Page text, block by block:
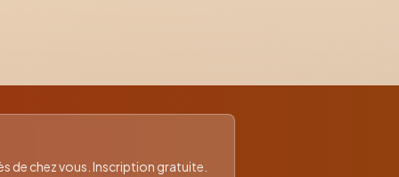
de chez vous. Inscription gratuite.